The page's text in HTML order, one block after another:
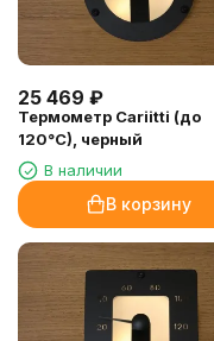
25 469 ₽
Термометр Cariitti (до
120°C), черный
В наличии
В корзину